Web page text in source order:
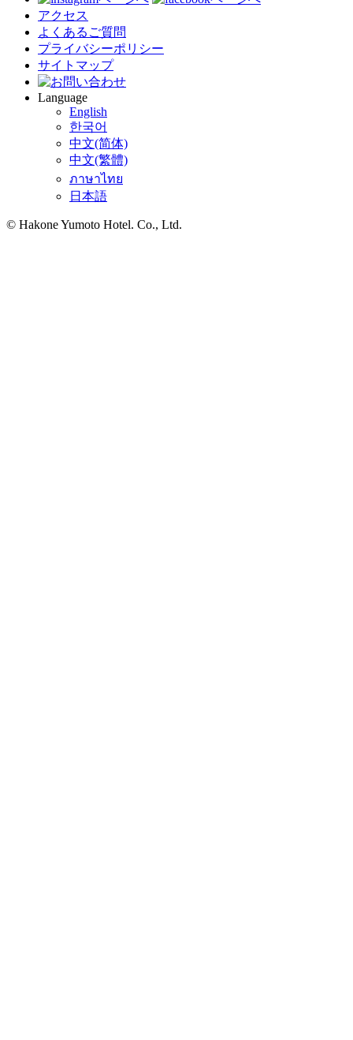
アクセス
よくあるご質問
プライバシーポリシー
サイトマップ
Language
English
한국어
中文(简体)
中文(繁體)
ภาษาไทย
日本語
© Hakone Yumoto Hotel. Co., Ltd.